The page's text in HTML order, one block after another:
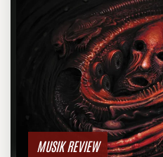
MUSIK REVIEW